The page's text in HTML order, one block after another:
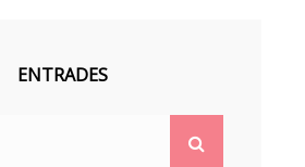
ENTRADES